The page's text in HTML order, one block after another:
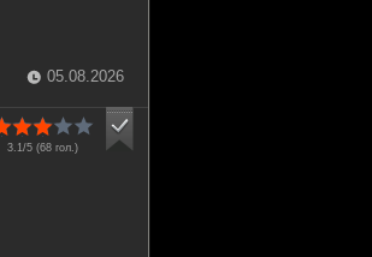
05.08.2026
3.1/5 (68 гол.)